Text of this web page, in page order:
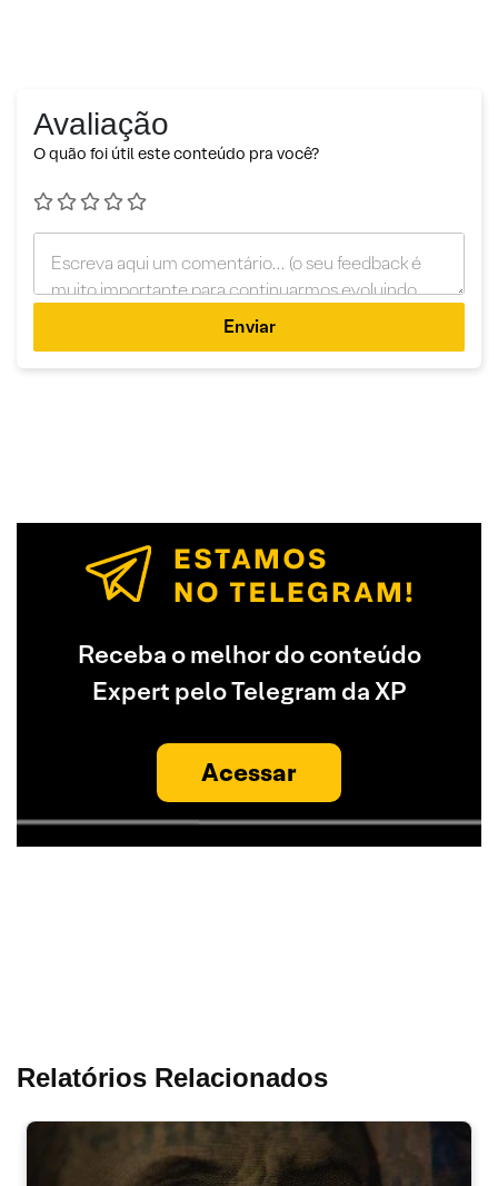
Avaliação
O quão foi útil este conteúdo pra você?
Enviar
Receba o melhor do conteúdo
Expert pelo Telegram da XP
Acessar
Relatórios Relacionados